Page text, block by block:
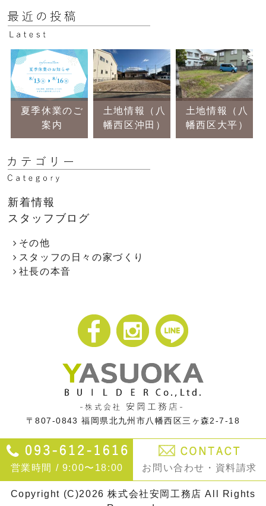
夏季休業のご
案内
土地情報（八
幡西区沖田）
土地情報（八
幡西区大平）
新着情報
スタッフブログ
その他
スタッフの日々の家づくり
社長の本音
〒807-0843福岡県北九州市八幡西区三ヶ森2-7-18
営業時間 / 9:00〜18:00 お問い合わせ・資料請求
Copyright (C)2026 株式会社安岡工務店 All Rights